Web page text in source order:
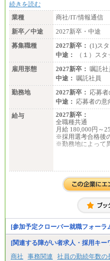
続きを読む
業種
商社/IT/情報通信
新卒／中途
2027新卒・中途
募集職種
2027新卒： (1)ス
中途：
（１）ス
雇用形態
2027新卒： 嘱託社
中途： 嘱託社員
勤務地
2027新卒： 応募
中途： 応募者の
給与
2027新卒：
全職種共通
月給 180,000円～
※採用選考合格後
※勤務地によって
月給 200,000円～
入社時の処遇は経
より決定します。
お伝えします。
[参加予定クローバー就職フォーラ
[関連する障がい者求人・採用キー
商社
事務関連 社員の勤続年数の